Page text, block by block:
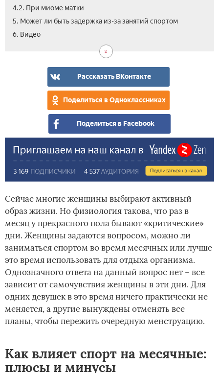
4.2. При миоме матки
5. Может ли быть задержка из-за занятий спортом
6. Видео
Рассказать ВКонтакте
Поделиться в Одноклассниках
Поделиться в Facebook
Сейчас многие женщины выбирают активный
образ жизни. Но физиология такова, что раз в
месяц у прекрасного пола бывают «критические»
дни. Женщины задаются вопросом, можно ли
заниматься спортом во время месячных или лучше
это время использовать для отдыха организма.
Однозначного ответа на данный вопрос нет – все
зависит от самочувствия женщины в эти дни. Для
одних девушек в это время ничего практически не
меняется, а другие вынуждены отменять все
планы, чтобы пережить очередную менструацию.
Как влияет спорт на месячные:
плюсы и минусы